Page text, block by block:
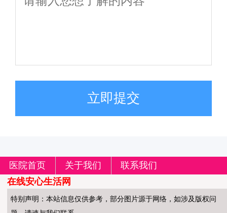
立即提交
医院首页 关于我们
联系我们
在线安心生活网
特别声明：本站信息仅供参考，部分图片源于网络，如涉及版权问